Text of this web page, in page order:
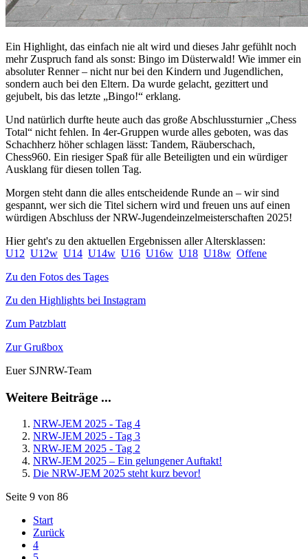
Ein Highlight, das einfach nie alt wird und dieses Jahr gefühlt noch
mehr Zuspruch fand als sonst: Bingo im Düsterwald! Wie immer ein
absoluter Renner – nicht nur bei den Kindern und Jugendlichen,
sondern auch bei den Eltern. Da wurde gelacht, gezittert und
gejubelt, bis das letzte „Bingo!“ erklang.
Und natürlich durfte heute auch das große Abschlussturnier „Chess
Total“ nicht fehlen. In 4er-Gruppen wurde alles geboten, was das
Schachherz höher schlagen lässt: Tandem, Räuberschach,
Chess960. Ein riesiger Spaß für alle Beteiligten und ein würdiger
Ausklang für diesen tollen Tag.
Morgen steht dann die alles entscheidende Runde an – wir sind
gespannt, wer sich die Titel sichern wird und freuen uns auf einen
würdigen Abschluss der NRW-Jugendeinzelmeisterschaften 2025!
Hier geht's zu den aktuellen Ergebnissen aller Altersklassen:
U12 U12w U14 U14w U16 U16w U18 U18w Offene
Zu den Fotos des Tages
Zu den Highlights bei Instagram
Zum Patzblatt
Zur Grußbox
Euer SJNRW-Team
Weitere Beiträge ...
NRW-JEM 2025 - Tag 4
NRW-JEM 2025 - Tag 3
NRW-JEM 2025 - Tag 2
NRW-JEM 2025 – Ein gelungener Auftakt!
Die NRW-JEM 2025 steht kurz bevor!
Seite 9 von 86
Start
Zurück
4